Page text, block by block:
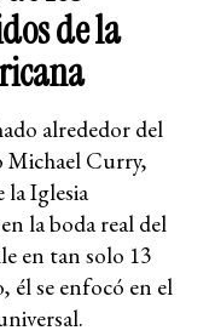
de la
alrededor del
Michael Curry,
la Iglesia
la boda real del
en tan solo 13
él se enfocó en el